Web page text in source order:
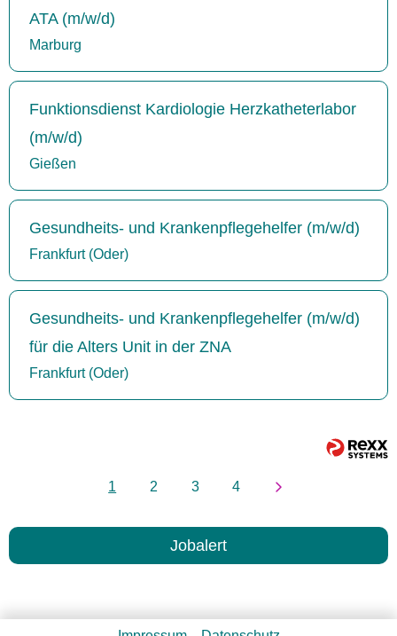
ATA (m/w/d)
Marburg
Funktionsdienst Kardiologie Herzkatheterlabor
(m/w/d)
Gießen
Gesundheits- und Krankenpflegehelfer (m/w/d)
Frankfurt (Oder)
Gesundheits- und Krankenpflegehelfer (m/w/d)
für die Alters Unit in der ZNA
Frankfurt (Oder)
1 2 3 4
Jobalert